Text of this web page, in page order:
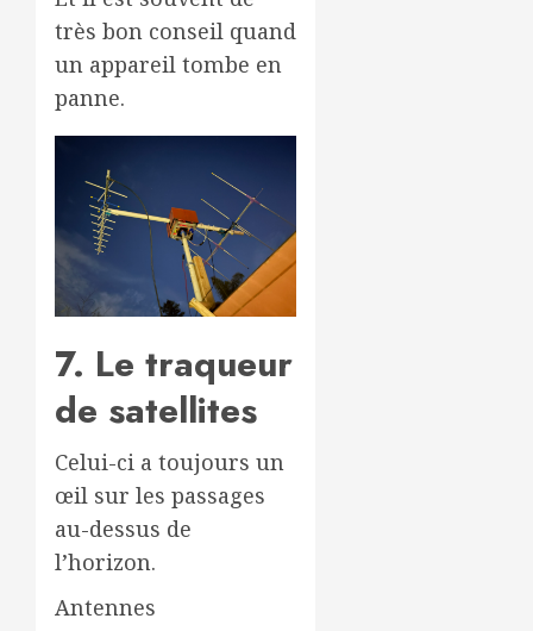
très bon conseil quand
un appareil tombe en
panne.
7. Le traqueur
de satellites
Celui-ci a toujours un
œil sur les passages
au-dessus de
l’horizon.
Antennes